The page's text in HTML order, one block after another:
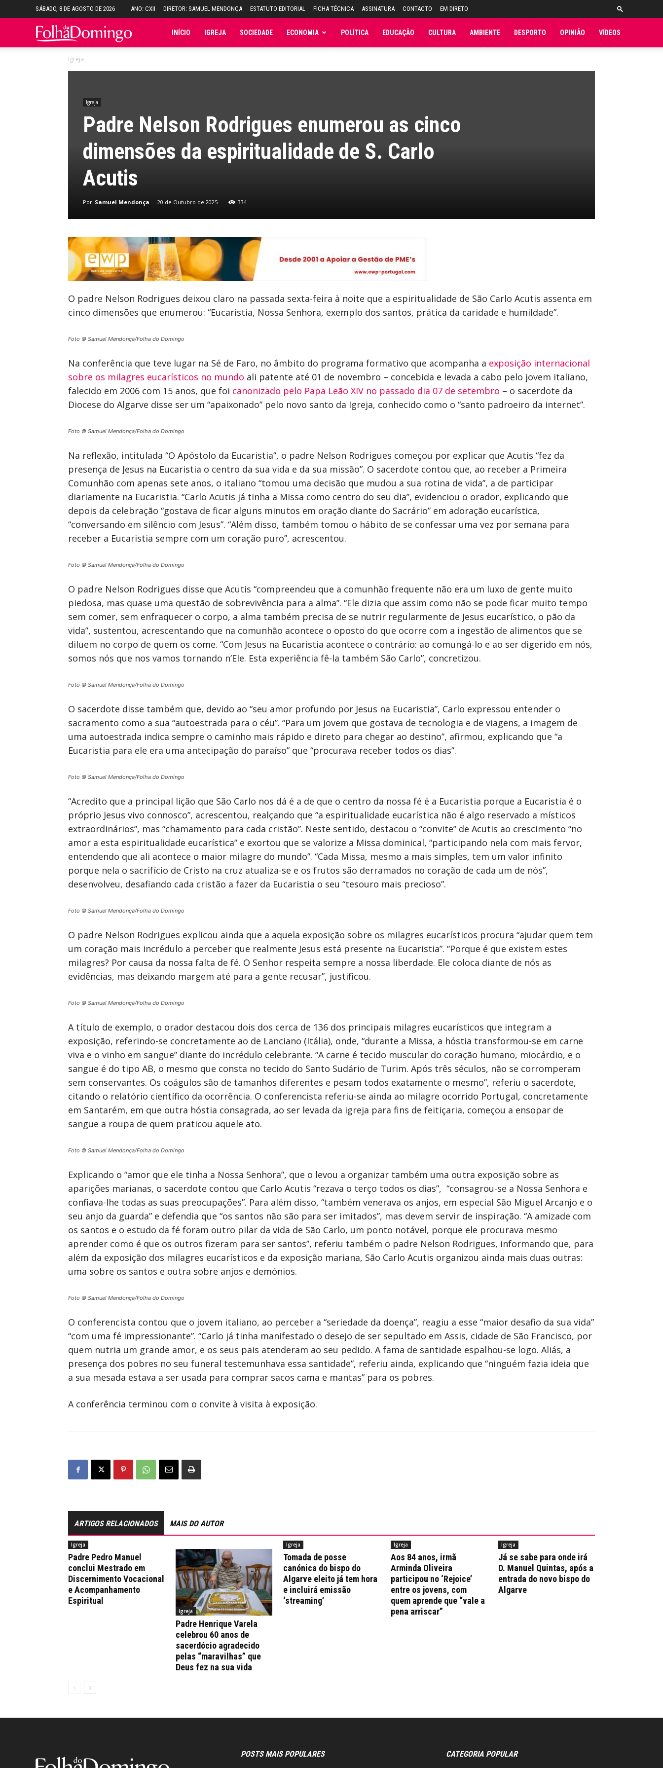
SÁBADO, 8 DE AGOSTO DE 2026 ANO: CXII DIRETOR: SAMUEL MENDONÇA ESTATUTO EDITORIAL FICHA TÉCNICA ASSINATURA CONTACTO EM DIRETO
Folha INÍCIO IGREJA SOCIEDADE ECONOMIA POLÍTICA EDUCAÇÃO CULTURA AMBIENTE DESPORTO OPINIÃO VÍDEOS
Igreja
Igreja
Padre Nelson Rodrigues enumerou as cinco
dimensões da espiritualidade de S. Carlo
Acutis
Por Samuel Mendonça - 20 de Outubro de 2025 334
O padre Nelson Rodrigues deixou claro na passada sexta-feira à noite que a espiritualidade de São Carlo Acutis assenta em
cinco dimensões que enumerou: “Eucaristia, Nossa Senhora, exemplo dos santos, prática da caridade e humildade”.
Foto © Samuel Mendonça/Folha do Domingo
Na conferência que teve lugar na Sé de Faro, no âmbito do programa formativo que acompanha a exposição internacional
sobre os milagres eucarísticos no mundo ali patente até 01 de novembro – concebida e levada a cabo pelo jovem italiano,
falecido em 2006 com 15 anos, que foi canonizado pelo Papa Leão XIV no passado dia 07 de setembro – o sacerdote da
Diocese do Algarve disse ser um “apaixonado” pelo novo santo da Igreja, conhecido como o “santo padroeiro da internet”.
Foto © Samuel Mendonça/Folha do Domingo
Na reflexão, intitulada “O Apóstolo da Eucaristia”, o padre Nelson Rodrigues começou por explicar que Acutis “fez da
presença de Jesus na Eucaristia o centro da sua vida e da sua missão”. O sacerdote contou que, ao receber a Primeira
Comunhão com apenas sete anos, o italiano “tomou uma decisão que mudou a sua rotina de vida”, a de participar
diariamente na Eucaristia. “Carlo Acutis já tinha a Missa como centro do seu dia”, evidenciou o orador, explicando que
depois da celebração “gostava de ficar alguns minutos em oração diante do Sacrário” em adoração eucarística,
“conversando em silêncio com Jesus”. “Além disso, também tomou o hábito de se confessar uma vez por semana para
receber a Eucaristia sempre com um coração puro”, acrescentou.
Foto © Samuel Mendonça/Folha do Domingo
O padre Nelson Rodrigues disse que Acutis “compreendeu que a comunhão frequente não era um luxo de gente muito
piedosa, mas quase uma questão de sobrevivência para a alma”. “Ele dizia que assim como não se pode ficar muito tempo
sem comer, sem enfraquecer o corpo, a alma também precisa de se nutrir regularmente de Jesus eucarístico, o pão da
vida”, sustentou, acrescentando que na comunhão acontece o oposto do que ocorre com a ingestão de alimentos que se
diluem no corpo de quem os come. “Com Jesus na Eucaristia acontece o contrário: ao comungá-lo e ao ser digerido em nós,
somos nós que nos vamos tornando n’Ele. Esta experiência fê-la também São Carlo”, concretizou.
Foto © Samuel Mendonça/Folha do Domingo
O sacerdote disse também que, devido ao “seu amor profundo por Jesus na Eucaristia”, Carlo expressou entender o
sacramento como a sua “autoestrada para o céu”. “Para um jovem que gostava de tecnologia e de viagens, a imagem de
uma autoestrada indica sempre o caminho mais rápido e direto para chegar ao destino”, afirmou, explicando que “a
Eucaristia para ele era uma antecipação do paraíso” que “procurava receber todos os dias”.
Foto © Samuel Mendonça/Folha do Domingo
“Acredito que a principal lição que São Carlo nos dá é a de que o centro da nossa fé é a Eucaristia porque a Eucaristia é o
próprio Jesus vivo connosco”, acrescentou, realçando que “a espiritualidade eucarística não é algo reservado a místicos
extraordinários”, mas “chamamento para cada cristão”. Neste sentido, destacou o “convite” de Acutis ao crescimento “no
amor a esta espiritualidade eucarística” e exortou que se valorize a Missa dominical, “participando nela com mais fervor,
entendendo que ali acontece o maior milagre do mundo”. “Cada Missa, mesmo a mais simples, tem um valor infinito
porque nela o sacrifício de Cristo na cruz atualiza-se e os frutos são derramados no coração de cada um de nós”,
desenvolveu, desafiando cada cristão a fazer da Eucaristia o seu “tesouro mais precioso”.
Foto © Samuel Mendonça/Folha do Domingo
O padre Nelson Rodrigues explicou ainda que a aquela exposição sobre os milagres eucarísticos procura “ajudar quem tem
um coração mais incrédulo a perceber que realmente Jesus está presente na Eucaristia”. “Porque é que existem estes
milagres? Por causa da nossa falta de fé. O Senhor respeita sempre a nossa liberdade. Ele coloca diante de nós as
evidências, mas deixando margem até para a gente recusar”, justificou.
Foto © Samuel Mendonça/Folha do Domingo
A título de exemplo, o orador destacou dois dos cerca de 136 dos principais milagres eucarísticos que integram a
exposição, referindo-se concretamente ao de Lanciano (Itália), onde, “durante a Missa, a hóstia transformou-se em carne
viva e o vinho em sangue” diante do incrédulo celebrante. “A carne é tecido muscular do coração humano, miocárdio, e o
sangue é do tipo AB, o mesmo que consta no tecido do Santo Sudário de Turim. Após três séculos, não se corromperam
sem conservantes. Os coágulos são de tamanhos diferentes e pesam todos exatamente o mesmo”, referiu o sacerdote,
citando o relatório científico da ocorrência. O conferencista referiu-se ainda ao milagre ocorrido Portugal, concretamente
em Santarém, em que outra hóstia consagrada, ao ser levada da igreja para fins de feitiçaria, começou a ensopar de
sangue a roupa de quem praticou aquele ato.
Foto © Samuel Mendonça/Folha do Domingo
Explicando o “amor que ele tinha a Nossa Senhora”, que o levou a organizar também uma outra exposição sobre as
aparições marianas, o sacerdote contou que Carlo Acutis “rezava o terço todos os dias”, “consagrou-se a Nossa Senhora e
confiava-lhe todas as suas preocupações”. Para além disso, “também venerava os anjos, em especial São Miguel Arcanjo e o
seu anjo da guarda” e defendia que “os santos não são para ser imitados”, mas devem servir de inspiração. “A amizade com
os santos e o estudo da fé foram outro pilar da vida de São Carlo, um ponto notável, porque ele procurava mesmo
aprender como é que os outros fizeram para ser santos”, referiu também o padre Nelson Rodrigues, informando que, para
além da exposição dos milagres eucarísticos e da exposição mariana, São Carlo Acutis organizou ainda mais duas outras:
uma sobre os santos e outra sobre anjos e demónios.
Foto © Samuel Mendonça/Folha do Domingo
O conferencista contou que o jovem italiano, ao perceber a “seriedade da doença”, reagiu a esse “maior desafio da sua vida”
“com uma fé impressionante”. “Carlo já tinha manifestado o desejo de ser sepultado em Assis, cidade de São Francisco, por
quem nutria um grande amor, e os seus pais atenderam ao seu pedido. A fama de santidade espalhou-se logo. Aliás, a
presença dos pobres no seu funeral testemunhava essa santidade”, referiu ainda, explicando que “ninguém fazia ideia que
a sua mesada estava a ser usada para comprar sacos cama e mantas” para os pobres.
A conferência terminou com o convite à visita à exposição.
ARTIGOS RELACIONADOS MAIS DO AUTOR
Igreja
Padre Pedro Manuel
conclui Mestrado em
Discernimento Vocacional
e Acompanhamento
Espiritual
Igreja
Padre Henrique Varela
celebrou 60 anos de
sacerdócio agradecido
pelas “maravilhas” que
Deus fez na sua vida
Igreja
Tomada de posse
canónica do bispo do
Algarve eleito já tem hora
e incluirá emissão
‘streaming’
Igreja
Aos 84 anos, irmã
Arminda Oliveira
participou no ‘Rejoice’
entre os jovens, com
quem aprende que “vale a
pena arriscar”
Igreja
Já se sabe para onde irá
D. Manuel Quintas, após a
entrada do novo bispo do
Algarve
POSTS MAIS POPULARES CATEGORIA POPULAR